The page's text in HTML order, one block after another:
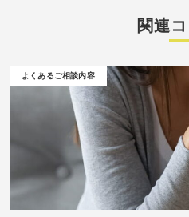
関連
よくあるご相談内容